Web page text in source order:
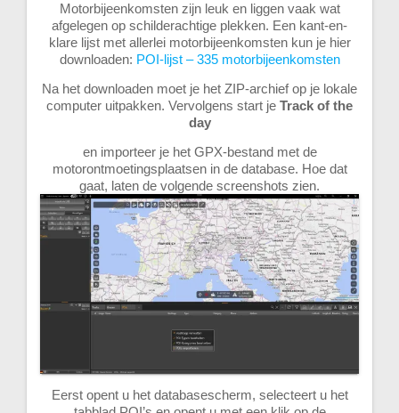
Motorbijeenkomsten zijn leuk en liggen vaak wat
afgelegen op schilderachtige plekken. Een kant-en-
klare lijst met allerlei motorbijeenkomsten kun je hier
downloaden: POI-lijst – 335 motorbijeenkomsten
Na het downloaden moet je het ZIP-archief op je lokale
computer uitpakken. Vervolgens start je Track of the
day
en importeer je het GPX-bestand met de
motorontmoetingsplaatsen in de database. Hoe dat
gaat, laten de volgende screenshots zien.
Eerst opent u het databasescherm, selecteert u het